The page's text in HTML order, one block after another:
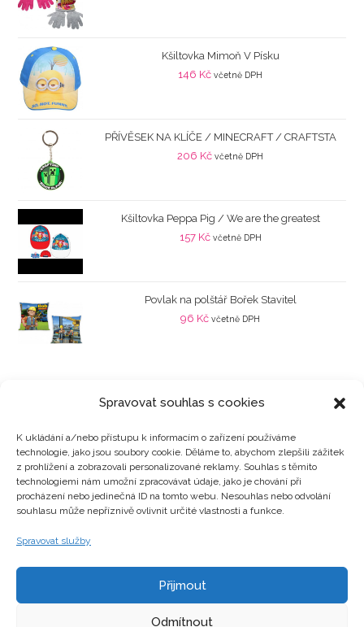
Spravovat souhlas s cookies
K ukládání a/nebo přístupu k informacím o zařízení používáme
technologie, jako jsou soubory cookie. Děláme to, abychom zlepšili zážitek
z prohlížení a zobrazovali personalizované reklamy. Souhlas s těmito
technologiemi nám umožní zpracovávat údaje, jako je chování při
procházení nebo jedinečná ID na tomto webu. Nesouhlas nebo odvolání
souhlasu může nepříznivě ovlivnit určité vlastnosti a funkce.
Spravovat služby
Přijmout
Odmítnout
Kšiltovka Mimoň V Písku
146 Kč včetně DPH
PŘÍVĚSEK NA KLÍČE / MINECRAFT / CRAFTSTA
206 Kč včetně DPH
Kšiltovka Peppa Pig / We are the greatest
157 Kč včetně DPH
Povlak na polštář Bořek Stavitel
96 Kč včetně DPH
Kategorie produktů
Zajímavosti